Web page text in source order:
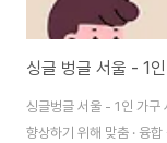
싱글 벙글 서울 - 1
싱글벙글 서울 - 1인 가구
향상하기 위해 맞춤 · 융